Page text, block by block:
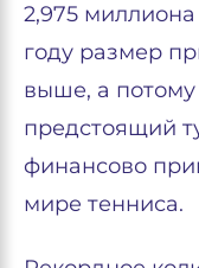
2,975
году размер
выше, а
предстоящий
финансово
мире тенниса.